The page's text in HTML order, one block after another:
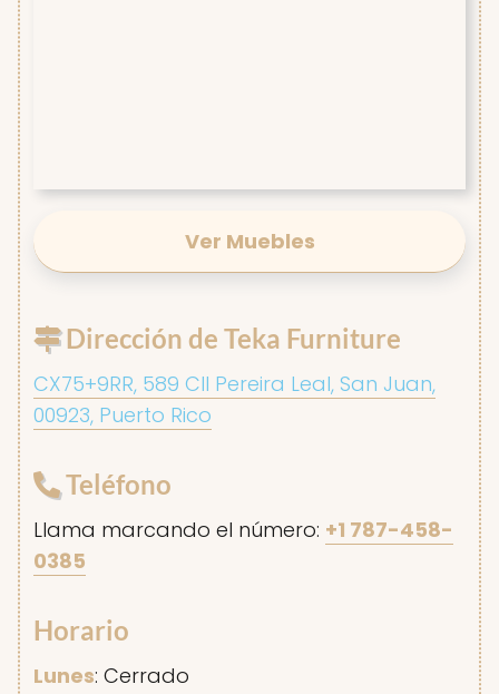
Ver Muebles
Dirección de Teka Furniture
CX75+9RR, 589 Cll Pereira Leal, San Juan,
00923, Puerto Rico
Teléfono
Llama marcando el número: +1 787-458-
0385
Horario
Lunes: Cerrado